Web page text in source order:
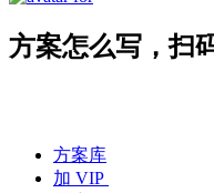
方案怎么写，扫
方案库
加 VIP